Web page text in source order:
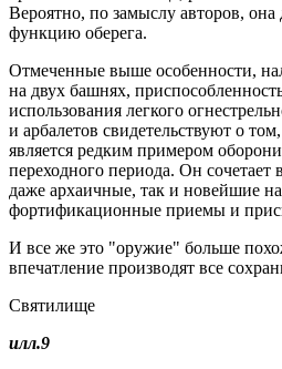
Вероятно, по замыслу авторов,
функцию оберега.
Отмеченные выше особенности,
на двух башнях,
использования легкого
и арбалетов свидетельствуют о
является редким примером
переходного периода. Он сочетает
даже архаичные, так и новейшие на
фортификационные приемы и
И все же это "оружие" больше
впечатление производят все
Святилище
илл.9